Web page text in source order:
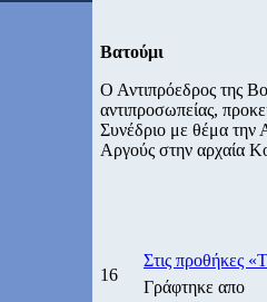
Βατούμι
Ο Αντιπρόεδρος της
αντιπροσωπείας,
Συνέδριο με θέμα την
Αργούς στην αρχαία
16
Στις προθήκες
Γράφτηκε απο